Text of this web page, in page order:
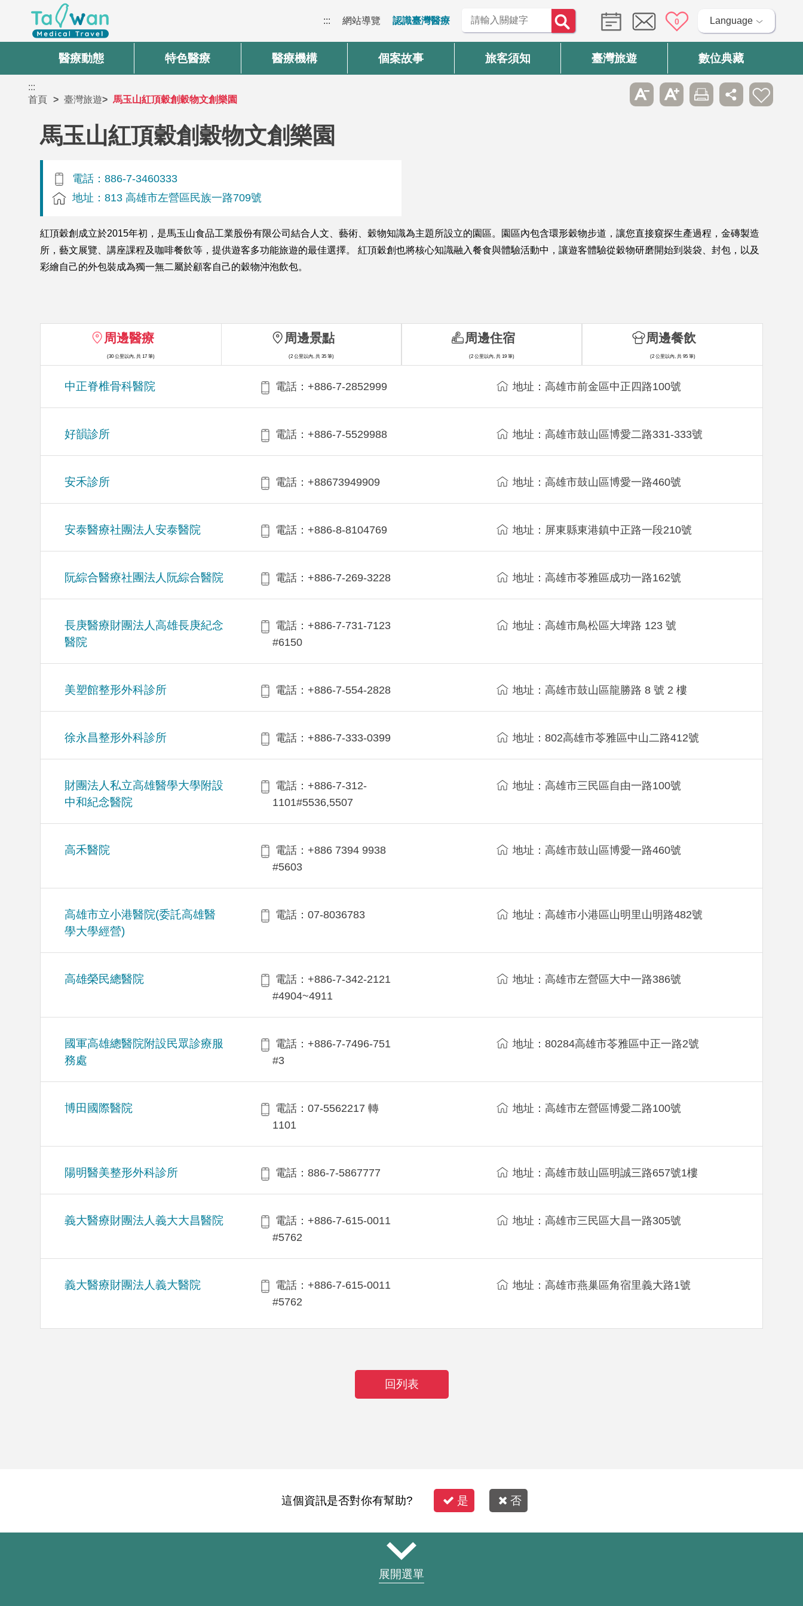
::: 網站導覽 認識臺灣醫療 0 Language
醫療動態 特色醫療 醫療機構 個案故事 旅客須知 臺灣旅遊 數位典藏
:::
首頁
臺灣旅遊 馬玉山紅頂穀創穀物文創樂園
馬玉山紅頂穀創穀物文創樂園
電話：886-7-3460333
地址：813 高雄市左營區民族一路709號
紅頂穀創成立於2015年初，是馬玉山食品工業股份有限公司結合人文、藝術、穀物知識為主題所設立的園區。園區內包含環形穀物步道，讓您直接窺探生產過程，金磚製造
所，藝文展覽、講座課程及咖啡餐飲等，提供遊客多功能旅遊的最佳選擇。 紅頂穀創也將核心知識融入餐食與體驗活動中，讓遊客體驗從穀物研磨開始到裝袋、封包，以及
彩繪自己的外包裝成為獨一無二屬於顧客自己的穀物沖泡飲包。
周邊醫療
(30 公里以內, 共 17 筆)
中正脊椎骨科醫院 電話：+886-7-2852999 地址：高雄市前金區中正四路100號
好韻診所 電話：+886-7-5529988 地址：高雄市鼓山區博愛二路331-333號
安禾診所 電話：+88673949909 地址：高雄市鼓山區博愛一路460號
安泰醫療社團法人安泰醫院 電話：+886-8-8104769 地址：屏東縣東港鎮中正路一段210號
阮綜合醫療社團法人阮綜合醫院 電話：+886-7-269-3228 地址：高雄市苓雅區成功一路162號
長庚醫療財團法人高雄長庚紀念
醫院
電話：+886-7-731-7123
#6150
地址：高雄市鳥松區大埤路 123 號
美塑館整形外科診所 電話：+886-7-554-2828 地址：高雄市鼓山區龍勝路 8 號 2 樓
徐永昌整形外科診所 電話：+886-7-333-0399 地址：802高雄市苓雅區中山二路412號
財團法人私立高雄醫學大學附設
中和紀念醫院
電話：+886-7-312-
1101#5536,5507
地址：高雄市三民區自由一路100號
高禾醫院
電話：+886 7394 9938
#5603
地址：高雄市鼓山區博愛一路460號
高雄市立小港醫院(委託高雄醫
學大學經營)
電話：07-8036783 地址：高雄市小港區山明里山明路482號
高雄榮民總醫院
電話：+886-7-342-2121
#4904~4911
地址：高雄市左營區大中一路386號
國軍高雄總醫院附設民眾診療服
務處
電話：+886-7-7496-751
#3
地址：80284高雄市苓雅區中正一路2號
博田國際醫院
電話：07-5562217 轉
1101
地址：高雄市左營區博愛二路100號
陽明醫美整形外科診所 電話：886-7-5867777 地址：高雄市鼓山區明誠三路657號1樓
義大醫療財團法人義大大昌醫院
電話：+886-7-615-0011
#5762
地址：高雄市三民區大昌一路305號
義大醫療財團法人義大醫院
電話：+886-7-615-0011
#5762
地址：高雄市燕巢區角宿里義大路1號
周邊景點
(2 公里以內, 共 35 筆)
周邊住宿
(2 公里以內, 共 19 筆)
周邊餐飲
(2 公里以內, 共 95 筆)
回列表
這個資訊是否對你有幫助? 是 否
展開選單